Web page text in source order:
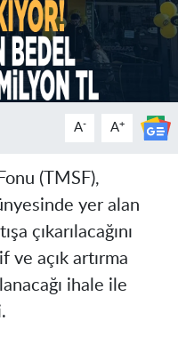
A- A+
(TMSF),
yer alan
çıkarılacağını
ve açık artırma
ihale ile